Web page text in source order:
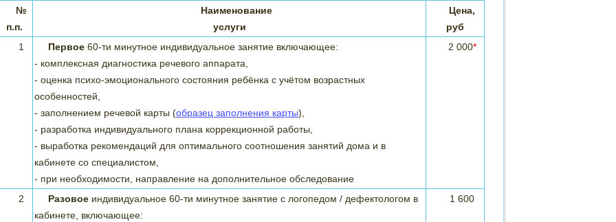
№
п.п.
Наименование
услуги
Цена,
руб
1
Первое 60-ти минутное индивидуальное занятие включающее:
- комплексная диагностика речевого аппарата,
- оценка психо-эмоционального состояния ребёнка с учётом возрастных
особенностей,
- заполнением речевой карты (образец заполнения карты),
- разработка индивидуального плана коррекционной работы,
- выработка рекомендаций для оптимального соотношения занятий дома и в
кабинете со специалистом,
- при необходимости, направление на дополнительное обследование
2 000*
2 Разовое индивидуальное 60-ти минутное занятие с логопедом / дефектологом в
кабинете, включающее:
1 600